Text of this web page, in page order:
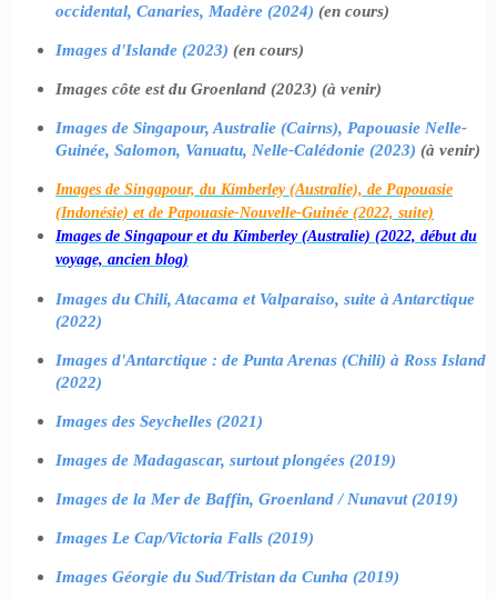
occidental, Canaries, Madère (2024) (en cours)
Images d'Islande (2023) (en cours)
Images côte est du Groenland (2023) (à venir)
Images de Singapour, Australie (Cairns), Papouasie Nelle-
Guinée, Salomon, Vanuatu, Nelle-Calédonie (2023) (à venir)
Images de Singapour, du Kimberley (Australie), de Papouasie
(Indonésie) et de Papouasie-Nouvelle-Guinée (2022, suite)
Images de Singapour et du Kimberley (Australie) (2022, début du
voyage, ancien blog)
Images du Chili, Atacama et Valparaiso, suite à Antarctique
(2022)
Images d'Antarctique : de Punta Arenas (Chili) à Ross Island
(2022)
Images des Seychelles (2021)
Images de Madagascar, surtout plongées (2019)
Images de la Mer de Baffin, Groenland / Nunavut (2019)
Images Le Cap/Victoria Falls (2019)
Images Géorgie du Sud/Tristan da Cunha (2019)